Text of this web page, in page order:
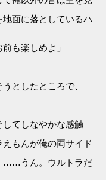
面に落としているハ
も楽しめよ」
としたところで、
てしなやかな感触
もんが俺の両サイド
……うん。ウルトラだ